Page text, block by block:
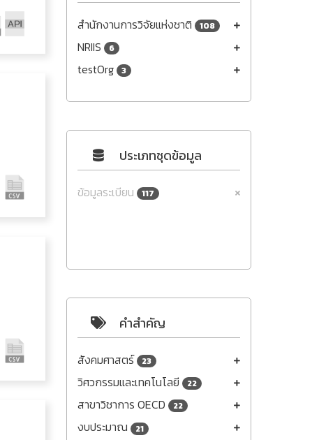
สำนักงานการวิจัยแห่งชาติ 108
NRIIS 6
testOrg 3
ประเภทชุดข้อมูล
ข้อมูลระเบียน 117
คำสำคัญ
สังคมศาสตร์ 23
วิศวกรรมและเทคโนโลยี 22
สาขาวิชาการ OECD 22
งบประมาณ 21